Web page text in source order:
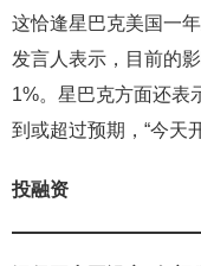
这恰逢星巴克美国一
发言人表示，目前的
1%。星巴克方面还表
到或超过预期，“今天
投融资